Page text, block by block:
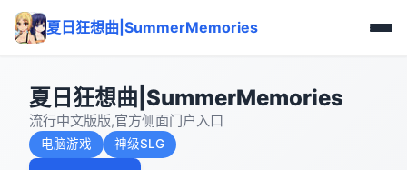
夏日狂想曲|SummerMemories
夏日狂想曲|SummerMemories
流行中文版版,官方侧面门户入口
电脑游戏 神级SLG